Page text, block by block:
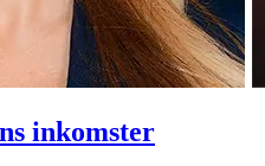
inkomster